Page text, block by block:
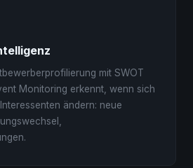
mit SWOT
Monitoring erkennt, wenn sich
ändern: neue